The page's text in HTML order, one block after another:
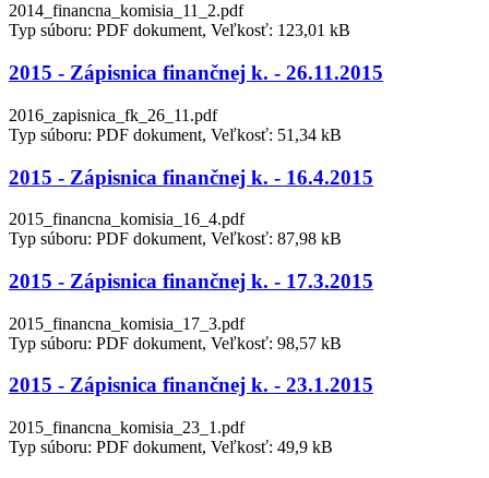
2014_financna_komisia_11_2.pdf
Typ súboru: PDF dokument, Veľkosť: 123,01 kB
2015 - Zápisnica finančnej k. - 26.11.2015
2016_zapisnica_fk_26_11.pdf
Typ súboru: PDF dokument, Veľkosť: 51,34 kB
2015 - Zápisnica finančnej k. - 16.4.2015
2015_financna_komisia_16_4.pdf
Typ súboru: PDF dokument, Veľkosť: 87,98 kB
2015 - Zápisnica finančnej k. - 17.3.2015
2015_financna_komisia_17_3.pdf
Typ súboru: PDF dokument, Veľkosť: 98,57 kB
2015 - Zápisnica finančnej k. - 23.1.2015
2015_financna_komisia_23_1.pdf
Typ súboru: PDF dokument, Veľkosť: 49,9 kB